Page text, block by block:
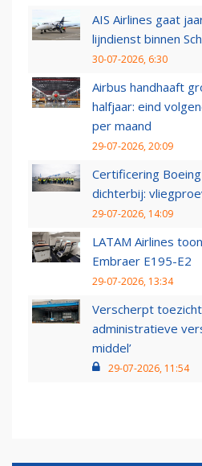
AIS Airlines gaat
lijndienst binnen
30-07-2026, 6:30
Airbus handhaaft
halfjaar: eind
per maand
29-07-2026, 20:09
Certificering
dichterbij:
29-07-2026, 14:09
LATAM Airlines
Embraer E195-E2
29-07-2026, 13:34
Verscherpt
administratieve
middel’
29-07-2026, 11:54